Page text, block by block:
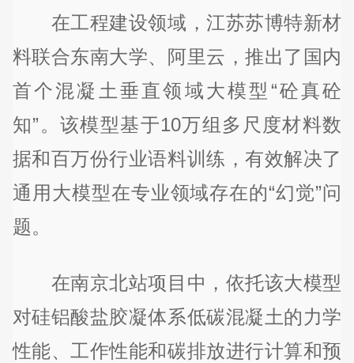
在工程建设领域，江苏苏博特新材
料联合东南大学、阿里云，推出了国内
首个混凝土垂直领域大模型“砼真砼
知”。该模型基于10万组多尺度材料数
据和百万份行业语料训练，有效解决了
通用大模型在专业领域存在的“幻觉”问
题。
在南京北站项目中，依托该大模型
对硅铝酸盐胶凝体系低碳混凝土的力学
性能、工作性能和碳排放进行计算和预